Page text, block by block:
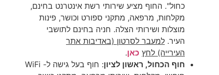
כחול". החוף מציע שירותי רשת אינטרנט בחינם,
מקלחות, מרפאה, מתקני ספורט וכושר, פינות
מוצלות ושירותי הצלה. חניה בחינם לתושבי
העיר. למעבר לסרטון (באדיבות אתר
העירייה) לחץ כאן.
חוף הכחול, ראשון לציון:
חוף בעל גישה ל- WiFi